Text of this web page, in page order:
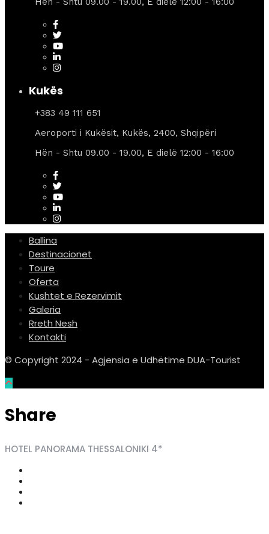
Kukës
+383 49 111 651
Aeroporti i Kukësit, Kukës, 2400, Shqipëri
Hën - Shtu 09.00 - 19.00, E dielë 12:00 - 16:00
Ballina
Destinacionet
Toure
Oferta
Kushtet e Rezervimit
Galeria
Rreth Nesh
Kontakti
© Copyright 2024 - Agjensia e Udhëtime DUA-Tourist
Share
HOTEL PANORAMA THESSALONIKI 4*